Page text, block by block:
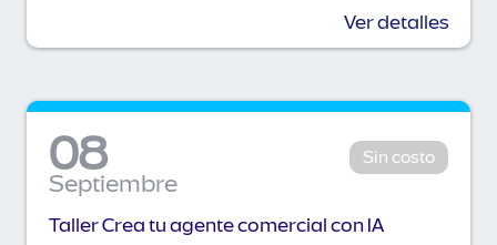
Ver detalles
08
Septiembre
Sin costo
Taller Crea tu agente comercial con IA